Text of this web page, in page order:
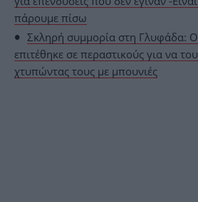
πάρουμε πίσω
Σκληρή συμμορία στη Γλυφάδα:
επιτέθηκε σε περαστικούς για να
χτυπώντας τους με μπουνιές